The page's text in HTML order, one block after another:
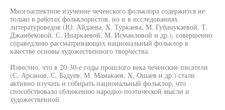
Многоаспектное изучение чеченского фольклора содержится не
только в работах фольклористов, но и в исследованиях
литературоведов (Ю. Айдаева, X. Туркаева, М. Губанукаевой, Т.
Джамбековой, С. Инаркаевой, М. Исмаиловой и др.), совершенно
справедливо рассматривающих национальный фольклор в
качестве основы художественного творчества.
Известно, что в 20-30-е годы прошлого века чеченские писатели
(С. Арсанов, С. Бадуев, М. Мамакаев, X. Ошаев и др.) стали
активно изучать и собирать национальный фольклор, что
способствовало сближению народно-поэтической мысли и
художественной.